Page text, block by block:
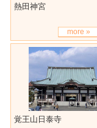
熱田神宮
more »
覚王山日泰寺